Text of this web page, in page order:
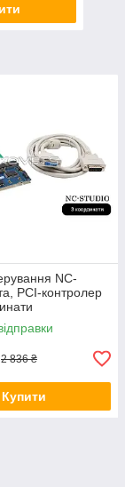
NC-
PCI-контролер
2 836 ₴
Купити